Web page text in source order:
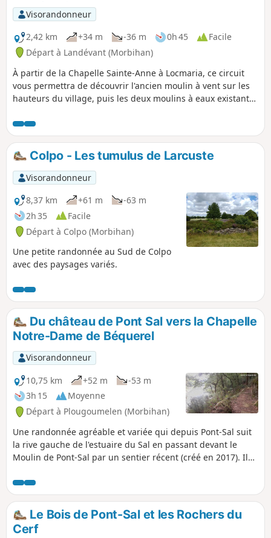
Visorandonneur
2,42 km
+34 m -36 m 0h 45
Facile
Départ à Landévant (Morbihan)
À partir de la Chapelle Sainte-Anne à Locmaria, ce circuit
vous permettra de découvrir l'ancien moulin à vent sur les
hauteurs du village, puis les deux moulins à eaux existants
Colpo - Les tumulus de Larcuste
Visorandonneur
8,37 km
+61 m
-63 m
2h 35
Facile
Départ à Colpo (Morbihan)
Une petite randonnée au Sud de Colpo
avec des paysages variés.
Du château de Pont Sal vers la Chapelle
Notre-Dame de Béquerel
Visorandonneur
10,75 km
+52 m
-53 m
3h 15
Moyenne
Départ à Plougoumelen (Morbihan)
Une randonnée agréable et variée qui depuis Pont-Sal suit
la rive gauche de l'estuaire du Sal en passant devant le
Moulin de Pont-Sal par un sentier récent (créé en 2017). Il
de Kervilio. Le retour se fait en passant successivement par
la Chapelle Becquerel et le bourg de Plougoumelen pour
rejoindre Pont-Sal par une succession de sentiers typiques
du bocage breton. Vous y reviendrez.
Le Bois de Pont-Sal et les Rochers du
Cerf